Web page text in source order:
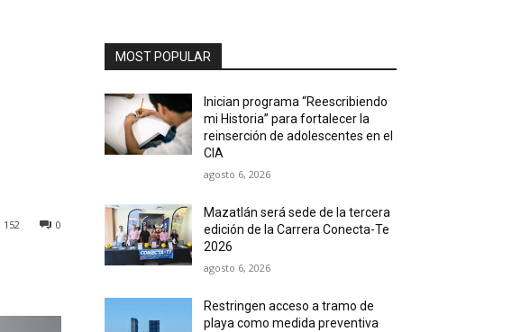
0
152
MOST POPULAR
Inician programa “Reescribiendo
mi Historia” para fortalecer la
reinserción de adolescentes en el
CIA
agosto 6, 2026
Mazatlán será sede de la tercera
edición de la Carrera Conecta-Te
2026
agosto 6, 2026
Restringen acceso a tramo de
playa como medida preventiva